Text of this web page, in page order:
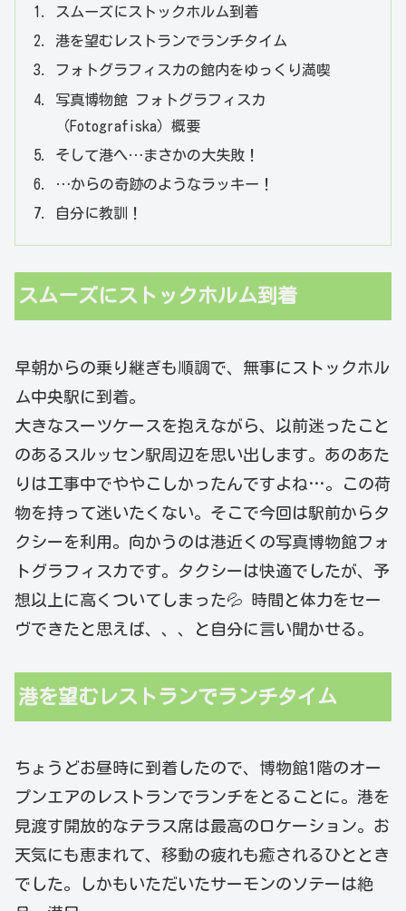
スムーズにストックホルム到着
港を望むレストランでランチタイム
フォトグラフィスカの館内をゆっくり満喫
写真博物館 フォトグラフィスカ
（Fotografiska）概要
そして港へ…まさかの大失敗！
…からの奇跡のようなラッキー！
自分に教訓！
スムーズにストックホルム到着
早朝からの乗り継ぎも順調で、無事にストックホル
ム中央駅に到着。
大きなスーツケースを抱えながら、以前迷ったこと
のあるスルッセン駅周辺を思い出します。あのあた
りは工事中でややこしかったんですよね…。この荷
物を持って迷いたくない。そこで今回は駅前からタ
クシーを利用。向かうのは港近くの写真博物館フォ
トグラフィスカです。タクシーは快適でしたが、予
想以上に高くついてしまった💦 時間と体力をセー
ヴできたと思えば、、、と自分に言い聞かせる。
港を望むレストランでランチタイム
ちょうどお昼時に到着したので、博物館1階のオー
プンエアのレストランでランチをとることに。港を
見渡す開放的なテラス席は最高のロケーション。お
天気にも恵まれて、移動の疲れも癒されるひととき
でした。しかもいただいたサーモンのソテーは絶